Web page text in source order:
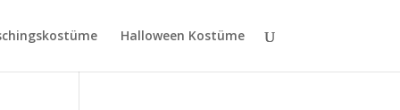
Halloween Kostüme